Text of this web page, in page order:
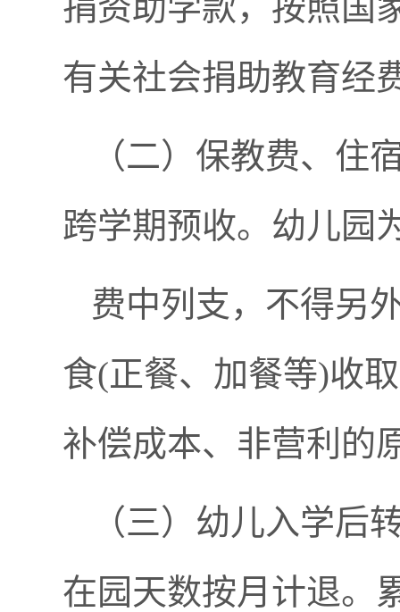
有关社会捐助教育经
（二）保教费、住
跨学期预收。幼儿园
费中列支，不得另
食(正餐、加餐等)收
补偿成本、非营利的
（三）幼儿入学后
在园天数按月计退。